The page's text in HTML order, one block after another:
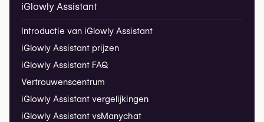
iGlowly Assistant
Introductie van iGlowly Assistant
iGlowly Assistant prijzen
iGlowly Assistant FAQ
Vertrouwenscentrum
iGlowly Assistant vergelijkingen
iGlowly Assistant vsManychat